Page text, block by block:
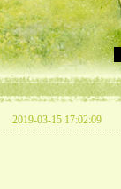
2019-03-15 17:02:09